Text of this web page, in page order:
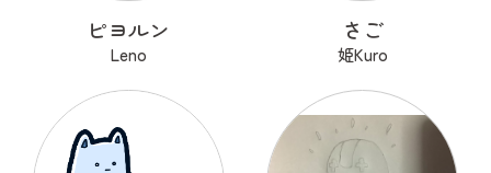
ピヨルン
Leno
さご
姫Kuro